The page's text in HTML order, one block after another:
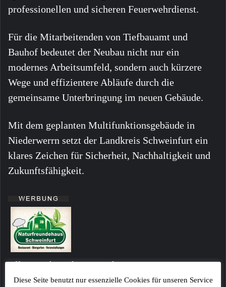
professionellen und sicheren Feuerwehrdienst.
Für die Mitarbeitenden von Tiefbauamt und
Bauhof bedeutet der Neubau nicht nur ein
modernes Arbeitsumfeld, sondern auch kürzere
Wege und effizientere Abläufe durch die
gemeinsame Unterbringung im neuen Gebäude.
Mit dem geplanten Multifunktionsgebäude in
Niederwerrn setzt der Landkreis Schweinfurt ein
klares Zeichen für Sicherheit, Nachhaltigkeit und
Zukunftsfähigkeit.
Alle Angaben ohne Gewähr!
Fotos sind ggf. beispielhafte Symbolbilder!
Diese Seite benutzt nur essenzielle Cookies für unseren Service